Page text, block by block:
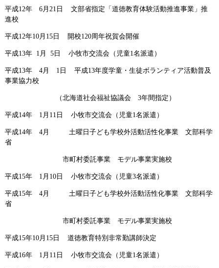
平成12年 6月21日 文部省指定「道徳教育体験活動推進事業」推
進校
平成12年10月15日 開校120周年祝賀会開催
平成13年 1月 5日 小牧市交流会（児童1名派遣）
平成13年 4月 1日 平成13年度学童・生徒ボランティア活動普及
事業協力校
（北海道社会福祉協議会 3年間指定）
平成14年 1月11日 小牧市交流会（児童1名派遣）
平成14年 4月 土曜日子ども学校外活動活性化事業 文部科学
省
市町村委託事業 モデル事業実施校
平成15年 1月10日 小牧市交流会（児童3名派遣）
平成15年 4月 土曜日子ども学校外活動活性化事業 文部科学
省
市町村委託事業 モデル事業実施校
平成15年10月15日 道徳教育特別非常勤講師決定
平成16年 1月11日 小牧市交流会（児童1名派遣）